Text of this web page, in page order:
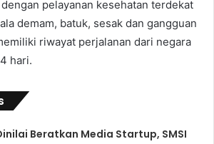
pelayanan kesehatan terdekat
demam, batuk, sesak dan gangguan
riwayat perjalanan dari negara
hari.
Beratkan Media Startup, SMSI